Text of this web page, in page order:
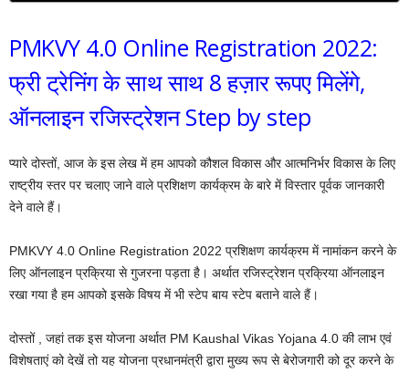
PMKVY 4.0 Online Registration 2022:
फ्री ट्रेनिंग के साथ साथ 8 हज़ार रूपए मिलेंगे,
ऑनलाइन रजिस्ट्रेशन Step by step
प्यारे दोस्तों, आज के इस लेख में हम आपको कौशल विकास और आत्मनिर्भर विकास के लिए
राष्ट्रीय स्तर पर चलाए जाने वाले प्रशिक्षण कार्यक्रम के बारे में विस्तार पूर्वक जानकारी
देने वाले हैं।
PMKVY 4.0 Online Registration 2022 प्रशिक्षण कार्यक्रम में नामांकन करने के
लिए ऑनलाइन प्रक्रिया से गुजरना पड़ता है। अर्थात रजिस्ट्रेशन प्रक्रिया ऑनलाइन
रखा गया है हम आपको इसके विषय में भी स्टेप बाय स्टेप बताने वाले हैं।
दोस्तों , जहां तक इस योजना अर्थात PM Kaushal Vikas Yojana 4.0 की लाभ एवं
विशेषताएं को देखें तो यह योजना प्रधानमंत्री द्वारा मुख्य रूप से बेरोजगारी को दूर करने के